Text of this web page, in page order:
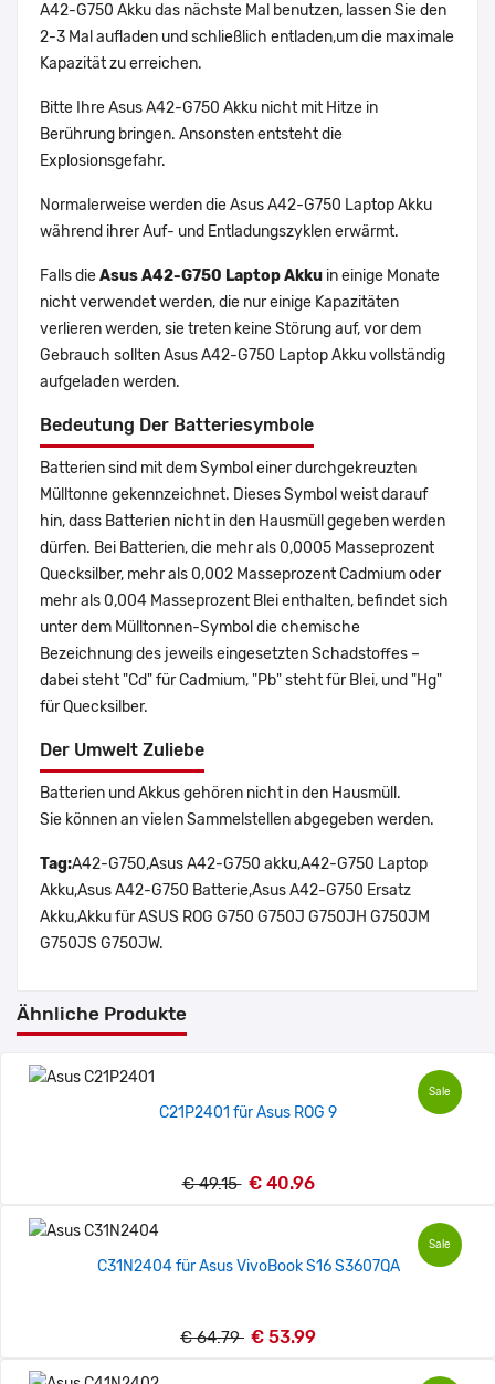
A42-G750 Akku das nächste Mal benutzen, lassen Sie den
2-3 Mal aufladen und schließlich entladen,um die maximale
Kapazität zu erreichen.
Bitte Ihre Asus A42-G750 Akku nicht mit Hitze in
Berührung bringen. Ansonsten entsteht die
Explosionsgefahr.
Normalerweise werden die Asus A42-G750 Laptop Akku
während ihrer Auf- und Entladungszyklen erwärmt.
Falls dieAsus A42-G750 Laptop Akku in einige Monate
nicht verwendet werden, die nur einige Kapazitäten
verlieren werden, sie treten keine Störung auf, vor dem
Gebrauch sollten Asus A42-G750 Laptop Akku vollständig
aufgeladen werden.
Bedeutung Der Batteriesymbole
Batterien sind mit dem Symbol einer durchgekreuzten
Mülltonne gekennzeichnet. Dieses Symbol weist darauf
hin, dass Batterien nicht in den Hausmüll gegeben werden
dürfen. Bei Batterien, die mehr als 0,0005 Masseprozent
Quecksilber, mehr als 0,002 Masseprozent Cadmium oder
mehr als 0,004 Masseprozent Blei enthalten, befindet sich
unter dem Mülltonnen-Symbol die chemische
Bezeichnung des jeweils eingesetzten Schadstoffes –
dabei steht "Cd" für Cadmium, "Pb" steht für Blei, und "Hg"
für Quecksilber.
Der Umwelt Zuliebe
Batterien und Akkus gehören nicht in den Hausmüll.
Sie können an vielen Sammelstellen abgegeben werden.
Tag:A42-G750,Asus A42-G750 akku,A42-G750 Laptop
Akku,Asus A42-G750 Batterie,Asus A42-G750 Ersatz
Akku,Akku für ASUS ROG G750 G750J G750JH G750JM
G750JS G750JW.
Ähnliche Produkte
Sale
C21P2401 für Asus ROG 9
€ 49.15 € 40.96
Sale
C31N2404 für Asus VivoBook S16 S3607QA
€ 64.79 € 53.99